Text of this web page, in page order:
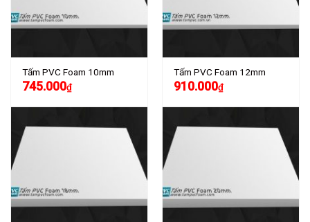
Tấm PVC Foam 10mm
745.000₫
Tấm PVC Foam 12mm
910.000₫